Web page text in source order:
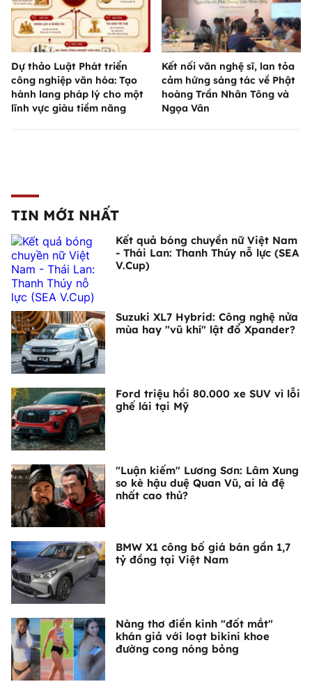
Dự thảo Luật Phát triển
công nghiệp văn hóa: Tạo
hành lang pháp lý cho một
lĩnh vực giàu tiềm năng
Kết nối văn nghệ sĩ, lan tỏa
cảm hứng sáng tác về Phật
hoàng Trần Nhân Tông và
Ngọa Vân
TIN MỚI NHẤT
Kết quả bóng chuyền nữ Việt Nam
- Thái Lan: Thanh Thúy nỗ lực (SEA
V.Cup)
Suzuki XL7 Hybrid: Công nghệ nửa
mùa hay "vũ khí" lật đổ Xpander?
Ford triệu hồi 80.000 xe SUV vì lỗi
ghế lái tại Mỹ
"Luận kiếm" Lương Sơn: Lâm Xung
so kè hậu duệ Quan Vũ, ai là đệ
nhất cao thủ?
BMW X1 công bố giá bán gần 1,7
tỷ đồng tại Việt Nam
Nàng thơ điền kinh "đốt mắt"
khán giả với loạt bikini khoe
đường cong nóng bỏng